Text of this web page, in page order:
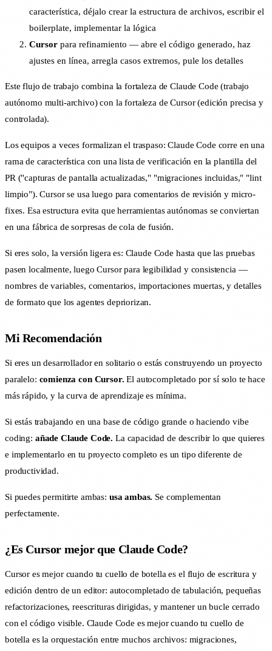
característica, déjalo crear la estructura de archivos, escribir el
boilerplate, implementar la lógica
Cursor para refinamiento — abre el código generado, haz
ajustes en línea, arregla casos extremos, pule los detalles
Este flujo de trabajo combina la fortaleza de Claude Code (trabajo
autónomo multi-archivo) con la fortaleza de Cursor (edición precisa y
controlada).
Los equipos a veces formalizan el traspaso: Claude Code corre en una
rama de característica con una lista de verificación en la plantilla del
PR ("capturas de pantalla actualizadas," "migraciones incluidas," "lint
limpio"). Cursor se usa luego para comentarios de revisión y micro-
fixes. Esa estructura evita que herramientas autónomas se conviertan
en una fábrica de sorpresas de cola de fusión.
Si eres solo, la versión ligera es: Claude Code hasta que las pruebas
pasen localmente, luego Cursor para legibilidad y consistencia —
nombres de variables, comentarios, importaciones muertas, y detalles
de formato que los agentes depriorizan.
Mi Recomendación
Si eres un desarrollador en solitario o estás construyendo un proyecto
paralelo: comienza con Cursor. El autocompletado por sí solo te hace
más rápido, y la curva de aprendizaje es mínima.
Si estás trabajando en una base de código grande o haciendo vibe
coding: añade Claude Code. La capacidad de describir lo que quieres
e implementarlo en tu proyecto completo es un tipo diferente de
productividad.
Si puedes permitirte ambas: usa ambas. Se complementan
perfectamente.
¿Es Cursor mejor que Claude Code?
Cursor es mejor cuando tu cuello de botella es el flujo de escritura y
edición dentro de un editor: autocompletado de tabulación, pequeñas
refactorizaciones, reescrituras dirigidas, y mantener un bucle cerrado
con el código visible. Claude Code es mejor cuando tu cuello de
botella es la orquestación entre muchos archivos: migraciones,